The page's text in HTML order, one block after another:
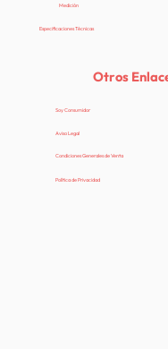
Medición
Especificaciones Técnicas
Otros
Soy Consumidor
Aviso Legal
Condiciones Generales de Venta
Política de Privacidad